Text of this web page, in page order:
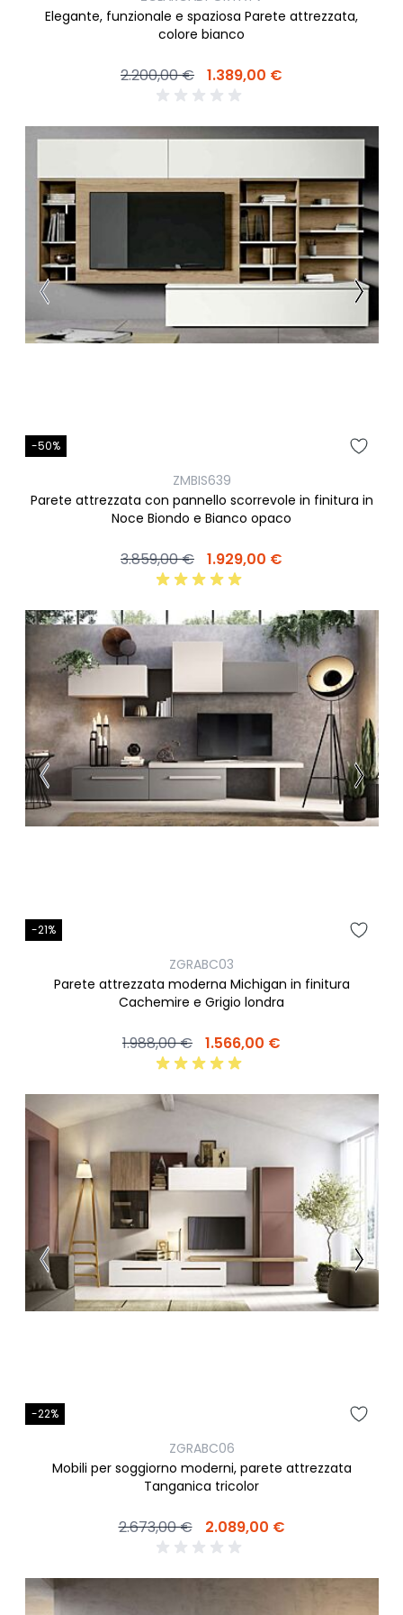
Elegante, funzionale e spaziosa Parete attrezzata,
colore bianco
2.200,00 € 1.389,00 €
-50%
ZMBIS639
Parete attrezzata con pannello scorrevole in finitura in
Noce Biondo e Bianco opaco
3.859,00 € 1.929,00 €
-21%
ZGRABC03
Parete attrezzata moderna Michigan in finitura
Cachemire e Grigio londra
1.988,00 € 1.566,00 €
-22%
ZGRABC06
Mobili per soggiorno moderni, parete attrezzata
Tanganica tricolor
2.673,00 € 2.089,00 €